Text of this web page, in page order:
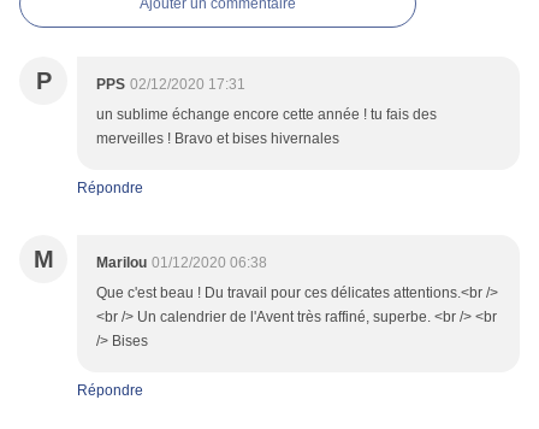
Ajouter un commentaire
P PPS 02/12/2020 17:31
un sublime échange encore cette année ! tu fais des
merveilles ! Bravo et bises hivernales
Répondre
M Marilou 01/12/2020 06:38
Que c'est beau ! Du travail pour ces délicates attentions.<br />
<br /> Un calendrier de l'Avent très raffiné, superbe. <br /> <br
/> Bises
Répondre